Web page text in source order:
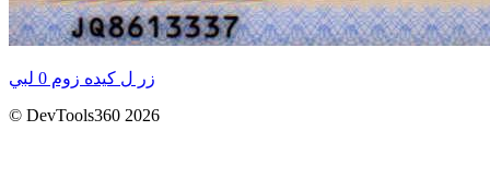
زر ل كيده زوم 0 لبي
© DevTools360 2026